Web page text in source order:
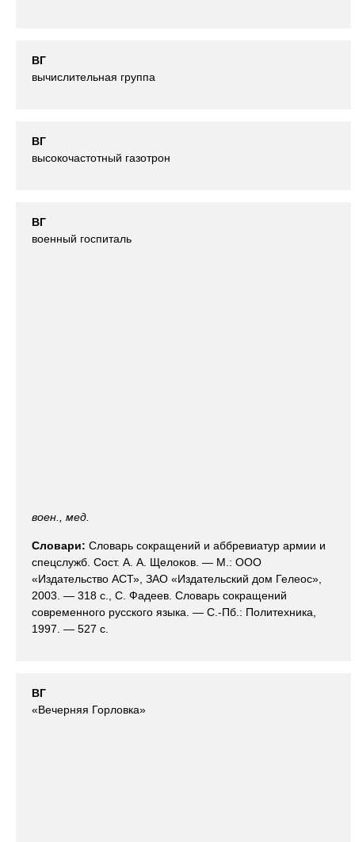
ВГ
вычислительная группа
ВГ
высокочастотный газотрон
ВГ
военный госпиталь
воен., мед.
Словари: Словарь сокращений и аббревиатур армии и
спецслужб. Сост. А. А. Щелоков. — М.: ООО
«Издательство АСТ», ЗАО «Издательский дом Гелеос»,
2003. — 318 с., С. Фадеев. Словарь сокращений
современного русского языка. — С.-Пб.: Политехника,
1997. — 527 с.
ВГ
«Вечерняя Горловка»